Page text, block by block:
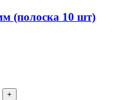
(полоска 10 шт)